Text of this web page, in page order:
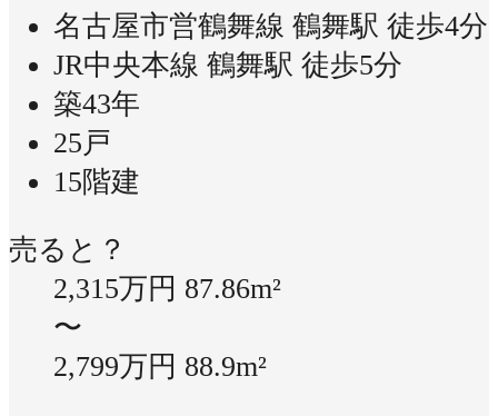
名古屋市営鶴舞線 鶴舞駅 徒歩4分
JR中央本線 鶴舞駅 徒歩5分
築43年
25戸
15階建
売ると？
2,315万円 87.86m²
〜
2,799万円 88.9m²